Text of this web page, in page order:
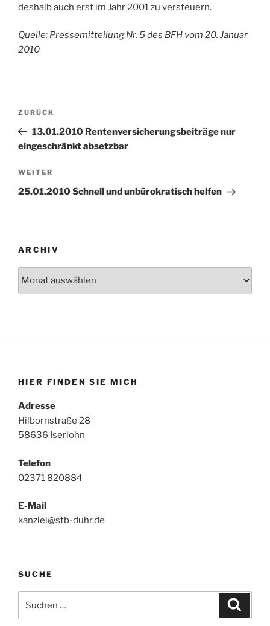
deshalb auch erst im Jahr 2001 zu versteuern.
Quelle: Pressemitteilung Nr. 5 des BFH vom 20. Januar
2010
Beitragsnavigation
Vorheriger
Beitrag
ZURÜCK
13.01.2010 Rentenversicherungsbeiträge nur
eingeschränkt absetzbar
Nächster
Beitrag
WEITER
25.01.2010 Schnell und unbürokratisch helfen
ARCHIV
HIER FINDEN SIE MICH
Adresse
Hilbornstraße 28
58636 Iserlohn
Telefon
02371 820884
E-Mail
kanzlei@stb-duhr.de
SUCHE
nach: